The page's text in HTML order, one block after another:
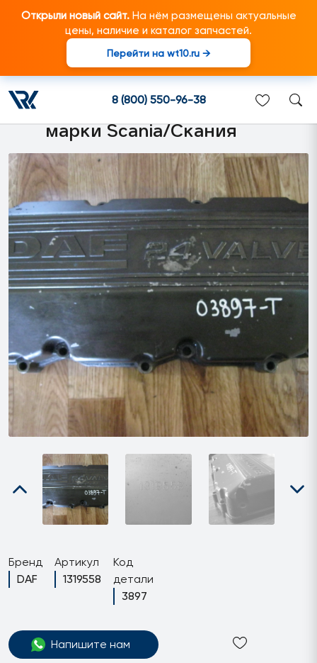
Открыли новый сайт.На нём размещены актуальные
цены, наличие и каталог запчастей.
Перейти на wt10.ru →
8 (800) 550-96-38
1319558 Крышка клапанного
механизма DAF XF 95
подходит для грузовиков
марки Scania/Скания
Бренд
DAF
Артикул
1319558
Код
детали
3897
Напишите нам